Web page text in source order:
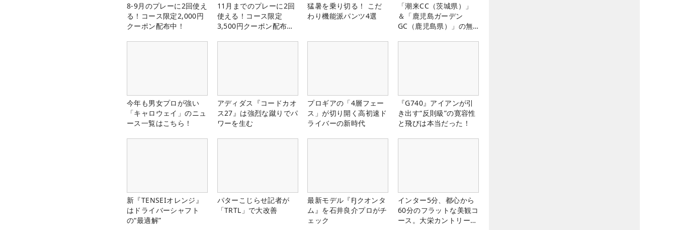
8-9月のプレーに2回使え
る！コース限定2,000円
クーポン配布中！
11月までのプレーに2回
使える！コース限定
3,500円クーポン配布
猛暑を乗り切る！ こだ
わり機能派パンツ4選
「潮来CC（茨城県）」
＆「鹿児島ガーデン
GC（鹿児島県）」の無
今年も男女プロが強い
「キャロウェイ」のニュ
ース一覧はこちら！
アディダス『コードカオ
ス27』は強烈な蹴りでパ
ワーを生む
プロギアの「4層フェー
ス」が切り開く高初速ド
ライバーの新時代
『G740』アイアンが引
き出す“反則級”の寛容性
と飛びは本当だった！
新『TENSEIオレンジ』
はドライバーシャフト
の“最適解”
パターこじらせ記者が
「TRTL」で大改善
最新モデル『FJクオンタ
ム』を石井良介プロがチ
ェック
インター5分、都心から
60分のフラットな美観コ
ース。大栄カントリー俱